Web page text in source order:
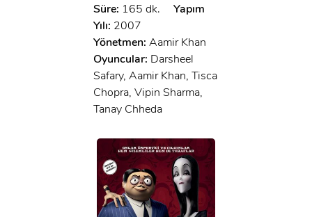
Süre: 165 dk.
Yapım
Yılı: 2007
Yönetmen: Aamir Khan
Oyuncular: Darsheel
Safary, Aamir Khan, Tisca
Chopra, Vipin Sharma,
Tanay Chheda